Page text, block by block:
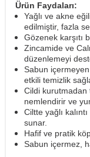
Ürün Faydaları:
Yağlı ve akne
edilmiştir, fazla
Gözenek karşıtı
Zincamide ve
düzenlemeyi
Sabun
etkili temizlik
Cildi kurutmadan
nemlendirir ve
Ciltte yağlı
sunar.
Hafif ve pratik
Sabun içermez,